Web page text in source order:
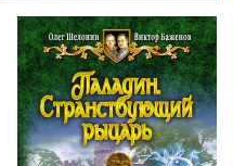
09:20
07:35
11:17
12:34